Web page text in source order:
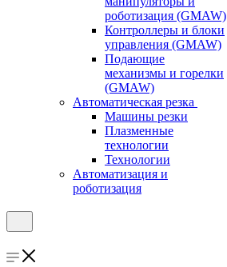
роботизация (GMAW)
Контроллеры и блоки
управления (GMAW)
Подающие
механизмы и горелки
(GMAW)
Автоматическая резка
Машины резки
Плазменные
технологии
Технологии
Автоматизация и
роботизация